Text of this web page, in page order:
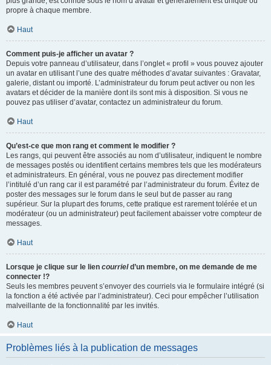
propre à chaque membre.
Haut
Comment puis-je afficher un avatar ?
Depuis votre panneau d’utilisateur, dans l’onglet « profil » vous pouvez ajouter
un avatar en utilisant l’une des quatre méthodes d’avatar suivantes : Gravatar,
galerie, distant ou importé. L’administrateur du forum peut activer ou non les
avatars et décider de la manière dont ils sont mis à disposition. Si vous ne
pouvez pas utiliser d’avatar, contactez un administrateur du forum.
Haut
Qu’est-ce que mon rang et comment le modifier ?
Les rangs, qui peuvent être associés au nom d’utilisateur, indiquent le nombre
de messages postés ou identifient certains membres tels que les modérateurs
et administrateurs. En général, vous ne pouvez pas directement modifier
l’intitulé d’un rang car il est paramétré par l’administrateur du forum. Évitez de
poster des messages sur le forum dans le seul but de passer au rang
supérieur. Sur la plupart des forums, cette pratique est rarement tolérée et un
modérateur (ou un administrateur) peut facilement abaisser votre compteur de
messages.
Haut
Lorsque je clique sur le lien courrield’un membre, on me demande de me
connecter !?
Seuls les membres peuvent s’envoyer des courriels via le formulaire intégré (si
la fonction a été activée par l’administrateur). Ceci pour empêcher l’utilisation
malveillante de la fonctionnalité par les invités.
Haut
Problèmes liés à la publication de messages